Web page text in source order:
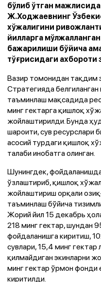
бўлиб ўтган
Ж.Ходжаевнинг
хўжалигини
йилларга
бажарилиши бўйича
тўғрисидаги
Вазир томонидан тақдим
Стратегияда
таъминлаш мақсадида
минг гектарга қишлоқ
жойлаштирилди. Бунда
шароити, сув ресурслари
асосий турдаги қишлоқ
талаби инобатга олинган.
Шунингдек,
ўзлаштириб, қишлоқ
жойлаштириш орқали
таъминлаш бўйича
Жорий йил 15 декабрь
218 минг гектар, шундан
фойдаланишга киритиш,
сувлари, 15,4 минг гектар
қилмайдиган экинларни
минг гектар ўрмон фонди
киритилди.